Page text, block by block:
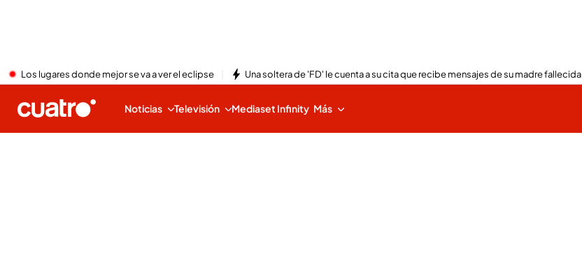
Los lugares donde mejor se va a ver el eclipse Una soltera de 'FD' le cuenta a su cita que recibe mensajes de su madre fallecida
Noticias Televisión Mediaset Infinity Más